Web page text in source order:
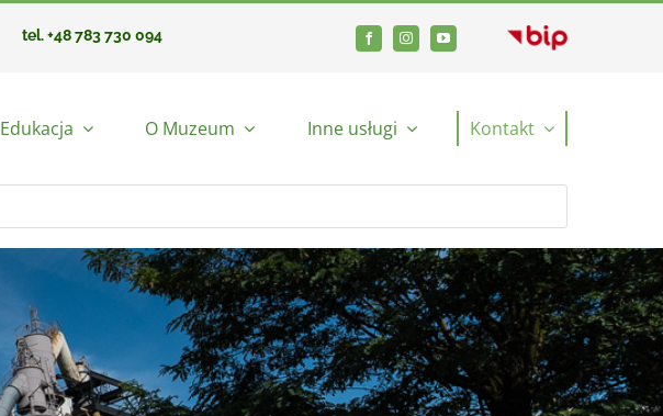
tel. +48 783 730 094
Edukacja O Muzeum Inne usługi Kontakt